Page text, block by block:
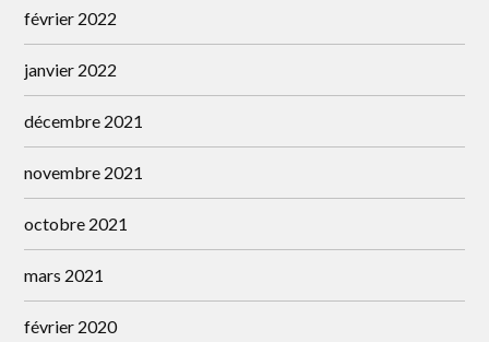
février 2022
janvier 2022
décembre 2021
novembre 2021
octobre 2021
mars 2021
février 2020